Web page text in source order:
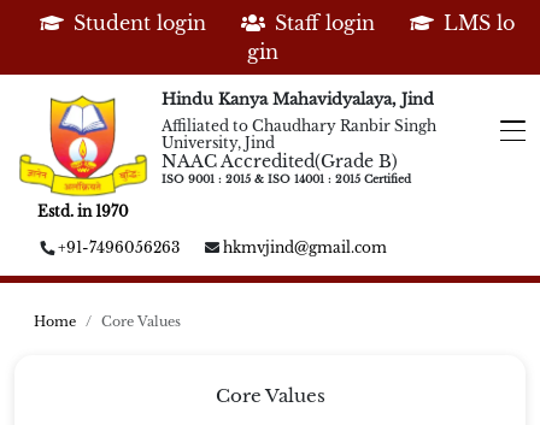
Student login Staff login
LMS lo
gin
Estd. in 1970
Hindu Kanya Mahavidyalaya, Jind
Affiliated to Chaudhary Ranbir Singh
University, Jind
NAAC Accredited(Grade B)
ISO 9001 : 2015 & ISO 14001 : 2015 Certified
+91-7496056263 hkmvjind@gmail.com
Home Core Values
Core Values